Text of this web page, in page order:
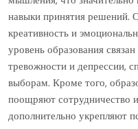
навыки принятия решений.
креативность и
уровень образования
тревожности и депрессии,
выборам. Кроме того,
поощряют сотрудничество
дополнительно укрепляют